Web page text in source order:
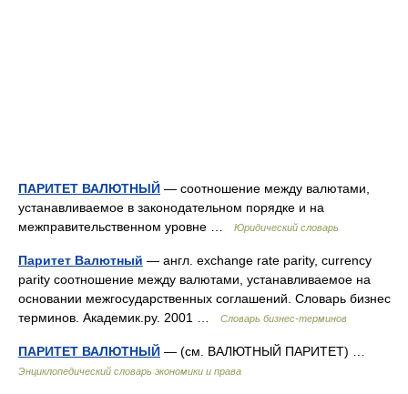
ПАРИТЕТ ВАЛЮТНЫЙ — соотношение между валютами,
устанавливаемое в законодательном порядке и на
межправительственном уровне …
Юридический словарь
Паритет Валютный — англ. exchange rate parity, currency
parity соотношение между валютами, устанавливаемое на
основании межгосударственных соглашений. Словарь бизнес
терминов. Академик.ру. 2001 …
Словарь бизнес-терминов
ПАРИТЕТ ВАЛЮТНЫЙ — (см. ВАЛЮТНЫЙ ПАРИТЕТ) …
Энциклопедический словарь экономики и права